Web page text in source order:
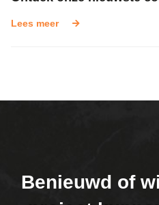
Lees meer
Benieuwd of